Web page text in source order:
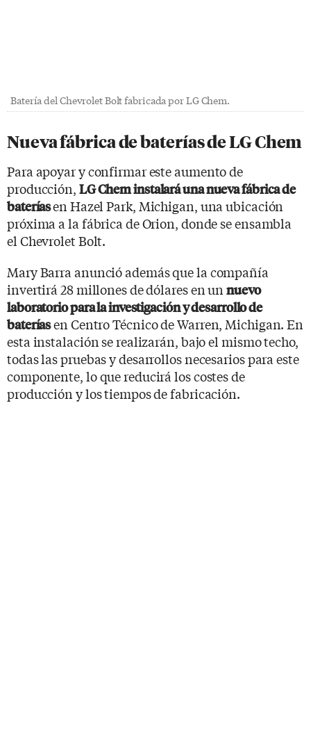
Batería del Chevrolet Bolt fabricada por LG Chem.
Nueva fábrica de baterías de LG Chem
Para apoyar y confirmar este aumento de
producción, LG Chem instalará una nueva fábrica de
bateríasen Hazel Park, Michigan, una ubicación
próxima a la fábrica de Orion, donde se ensambla
el Chevrolet Bolt.
Mary Barra anunció además que la compañía
invertirá 28 millones de dólares en unnuevo
laboratorio para la investigación y desarrollo de
bateríasen Centro Técnico de Warren, Michigan. En
esta instalación se realizarán, bajo el mismo techo,
todas las pruebas y desarrollos necesarios para este
componente, lo que reducirá los costes de
producción y los tiempos de fabricación.